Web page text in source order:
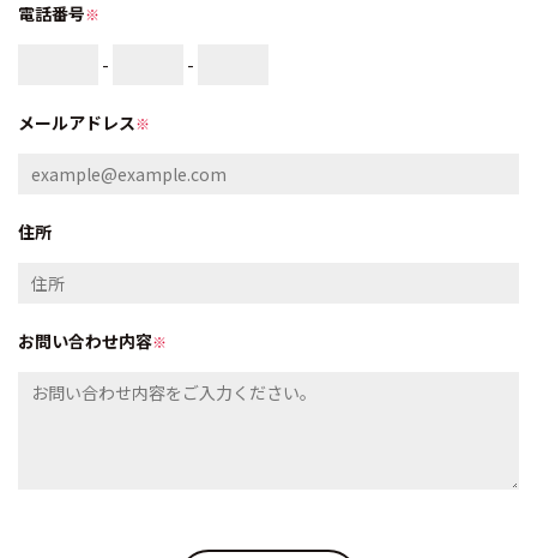
電話番号※
- -
メールアドレス※
住所
お問い合わせ内容※